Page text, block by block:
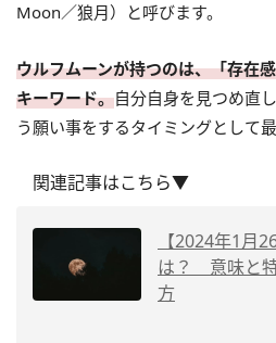
Moon／狼月）と呼びます。
ウルフムーンが持つのは、「存在
キーワード。自分自身を見つめ直
う願い事をするタイミングとして最
関連記事はこちら▼
【2024年1月
は？ 意味と
方